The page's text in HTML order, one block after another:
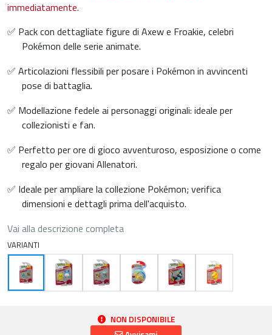
immediatamente.
✅ Pack con dettagliate figure di Axew e Froakie, celebri
Pokémon delle serie animate.
✅ Articolazioni flessibili per posare i Pokémon in avvincenti
pose di battaglia.
✅ Modellazione fedele ai personaggi originali: ideale per
collezionisti e fan.
✅ Perfetto per ore di gioco avventuroso, esposizione o come
regalo per giovani Allenatori.
✅ Ideale per ampliare la collezione Pokémon; verifica
dimensioni e dettagli prima dell'acquisto.
Vai alla descrizione completa
VARIANTI
NON DISPONIBILE